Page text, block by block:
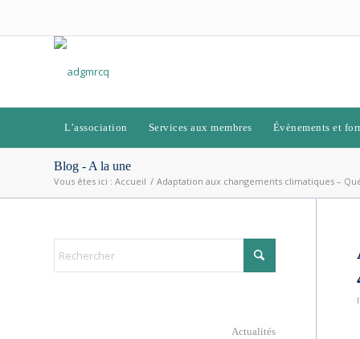
L’association Services aux membres Évènements et
Blog - A la une
Vous êtes ici : Accueil / Adaptation aux changements climatiques –
Actualités